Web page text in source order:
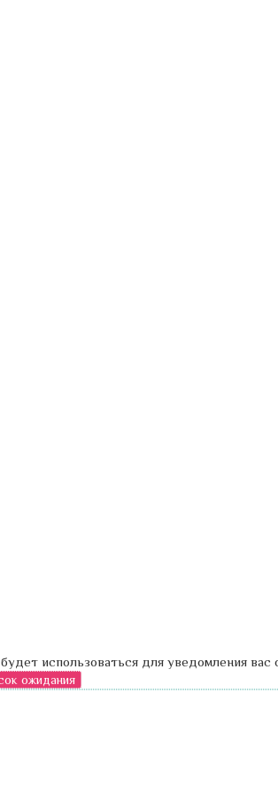
использоваться для уведомления